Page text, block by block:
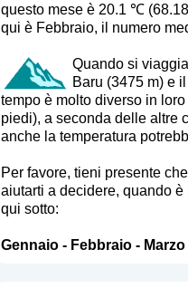
questo mese è 20.1 ℃
qui è Febbraio, il numero
Quando si
Baru (3475 m) e
tempo è molto diverso in
piedi), a seconda delle altre
anche la temperatura
Per favore, tieni presente
aiutarti a decidere, quando
qui sotto:
Gennaio- Febbraio- Marzo